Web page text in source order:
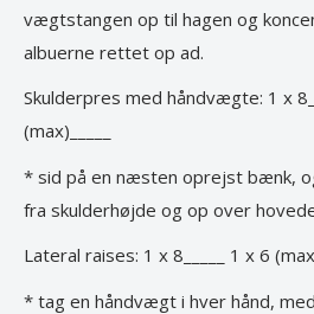
vægtstangen op til hagen og
albuerne rettet op ad.
Skulderpres med håndvægte: 1 x
(max)_____
* sid på en næsten oprejst bænk,
fra skulderhøjde og op over
Lateral raises: 1 x 8_____ 1 x 6
* tag en håndvægt i hver hånd,